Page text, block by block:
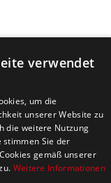
verwendet
um die
unserer Website zu
die weitere Nutzung
stimmen Sie der
gemäß unserer
Weitere Informationen